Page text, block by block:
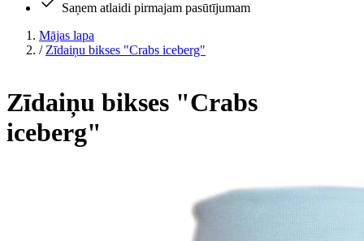
Saņem atlaidi pirmajam pasūtījumam
Mājas lapa
/ Zīdaiņu bikses "Crabs iceberg"
Zīdaiņu bikses "Crabs
iceberg"